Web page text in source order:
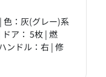
色：灰(グレー)系
ア： 5枚 | 燃
ンドル：右 | 修